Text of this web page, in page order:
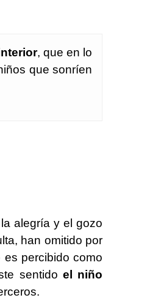
, que en lo
que sonríen
alegría y el gozo
han omitido por
percibido como
sentido el niño